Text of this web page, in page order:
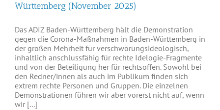
Württemberg (November 2025)
Das ADIZ Baden-Württemberg hält die Demonstration
gegen die Corona-Maßnahmen in Baden-Württemberg in
der großen Mehrheit für verschwörungsideologisch,
inhaltlich anschlussfähig für rechte Idelogie-Fragmente
und von der Beteiligung her für rechtsoffen. Sowohl bei
den Redner/innen als auch im Publikum finden sich
extrem rechte Personen und Gruppen. Die einzelnen
Demonstrationen führen wir aber vorerst nicht auf, wenn
wir [...]